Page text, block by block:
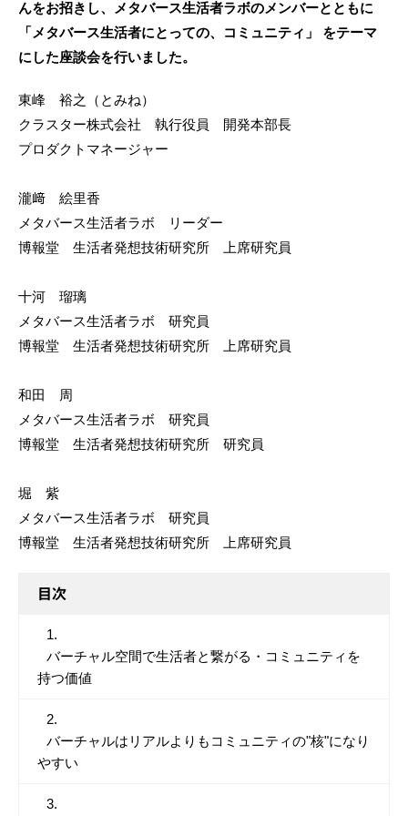
んをお招きし、メタバース生活者ラボのメンバーとともに
「メタバース生活者にとっての、コミュニティ」 をテーマ
にした座談会を行いました。
東峰 裕之（とみね）
クラスター株式会社 執行役員 開発本部長
プロダクトマネージャー
瀧﨑 絵里香
メタバース生活者ラボ リーダー
博報堂 生活者発想技術研究所 上席研究員
十河 瑠璃
メタバース生活者ラボ 研究員
博報堂 生活者発想技術研究所 上席研究員
和田 周
メタバース生活者ラボ 研究員
博報堂 生活者発想技術研究所 研究員
堀 紫
メタバース生活者ラボ 研究員
博報堂 生活者発想技術研究所 上席研究員
目次
バーチャル空間で生活者と繋がる・コミュニティを
持つ価値
バーチャルはリアルよりもコミュニティの"核"になり
やすい